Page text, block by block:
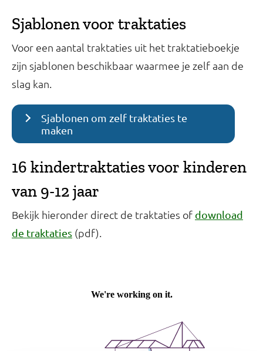
Sjablonen voor traktaties
Voor een aantal traktaties uit het traktatieboekje
zijn sjablonen beschikbaar waarmee je zelf aan de
slag kan.
Sjablonen om zelf traktaties te
maken
16 kindertraktaties voor kinderen
van 9-12 jaar
Bekijk hieronder direct de traktaties of download
de traktaties (pdf).